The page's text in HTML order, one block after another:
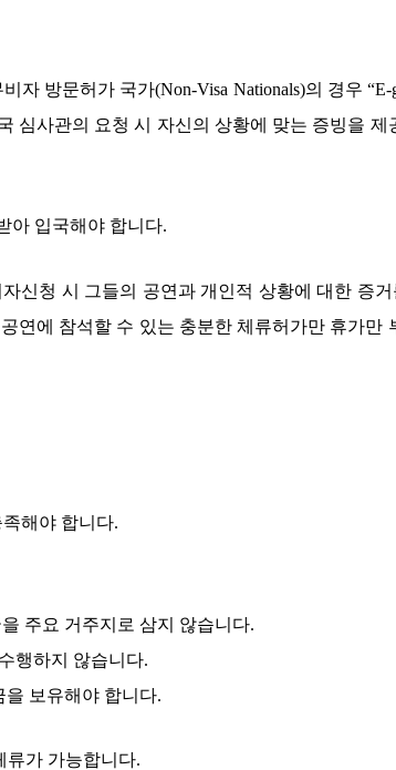
자 방문허가 국가(Non-Visa Nationals)의 경우 “E-
심사관의 요청 시 자신의 상황에 맞는 증빙을 제
아 입국해야 합니다.
신청 시 그들의 공연과 개인적 상황에 대한 증
연에 참석할 수 있는 충분한 체류허가만 휴가만
해야 합니다.
주요 거주지로 삼지 않습니다.
행하지 않습니다.
을 보유해야 합니다.
류가 가능합니다.